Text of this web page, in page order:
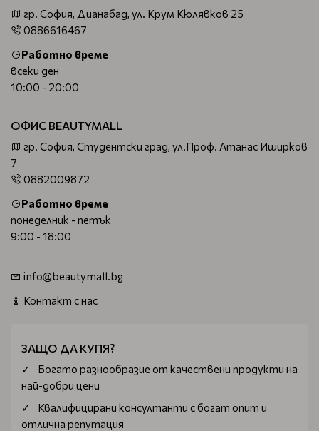
гр. София, Дианабад, ул. Крум Кюлявков 25
0886616467
Работно време
всеки ден
10:00 - 20:00
ОФИС BEAUTYMALL
гр. София, Студентски град, ул.Проф. Атанас Иширков
7
0882009872
Работно време
понеделник - петък
9:00 - 18:00
info@beautymall.bg
Контакт с нас
ЗАЩО ДА КУПЯ?
Богатo разнообразие от качествени продукти на
най-добри цени
Квалифицирани консултанти с богат опит и
отлична репутация